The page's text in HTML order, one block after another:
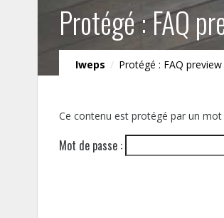
Protégé : FAQ
Iweps / Protégé : FAQ preview
Ce contenu est protégé par un
Mot de passe :